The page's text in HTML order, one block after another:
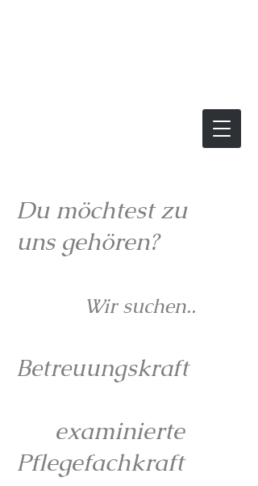
Du möchtest zu
uns gehören?
Wir suchen..
Betreuungskraft
examinierte
Pflegefachkraft